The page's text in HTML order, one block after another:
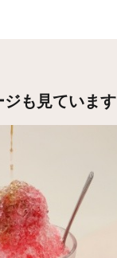
ジも見ています